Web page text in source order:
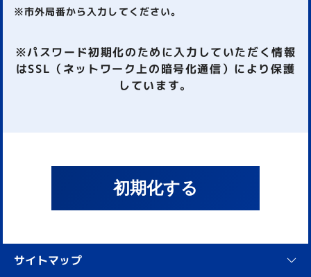
※市外局番から入力してください。
※パスワード初期化のために入力していただく情報
はSSL（ネットワーク上の暗号化通信）により保護
しています。
初期化する
サイトマップ